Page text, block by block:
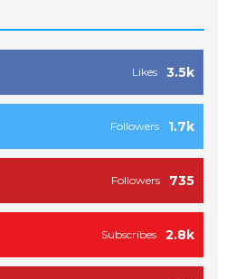
3.5k
Likes
1.7k
Followers
735
Followers
2.8k
Subscribes